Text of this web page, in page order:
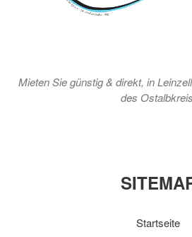
Mieten Sie günstig & direkt, in
des
Startseite